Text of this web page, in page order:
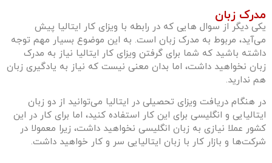
مدرک زبان
یکی دیگر از سوال هایی که در رابطه با ویزای کار ایتالیا پیش
می‌آید، مربوط به مدرک زبان است. به این موضوع بسیار مهم توجه
داشته باشید که شما برای گرفتن ویزای کار ایتالیا نیاز به مدرک
زبان نخواهید داشت، اما بدان معنی نیست که نیاز به یادگیری زبان
هم ندارید.
در هنگام دریافت ویزای تحصیلی در ایتالیا می‌توانید از دو زبان
ایتالیایی و انگلیسی برای این کار استفاده کنید، اما برای کار در این
کشور عملا نیازی به زبان انگلیسی نخواهید داشت، زیرا معمولا در
شرکت‌ها و بازار کار با زبان ایتالیایی سر و کار خواهید داشت.